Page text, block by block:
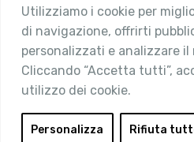
Utilizziamo i cookie per
di navigazione, offrirti
personalizzati e analizzare
Cliccando “Accetta tutti”,
utilizzo dei cookie.
Personalizza Rifiuta
Chi siamo
Attività
Contatti
Area Riservata
Login